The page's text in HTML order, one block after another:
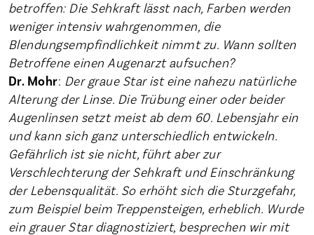
betroffen: Die Sehkraft lässt nach, Farben werden
weniger intensiv wahrgenommen, die
Blendungsempfindlichkeit nimmt zu. Wann sollten
Betroffene einen Augenarzt aufsuchen?
Dr. Mohr: Der graue Star ist eine nahezu natürliche
Alterung der Linse. Die Trübung einer oder beider
Augenlinsen setzt meist ab dem 60. Lebensjahr ein
und kann sich ganz unterschiedlich entwickeln.
Gefährlich ist sie nicht, führt aber zur
Verschlechterung der Sehkraft und Einschränkung
der Lebensqualität. So erhöht sich die Sturzgefahr,
zum Beispiel beim Treppensteigen, erheblich. Wurde
ein grauer Star diagnostiziert, besprechen wir mit